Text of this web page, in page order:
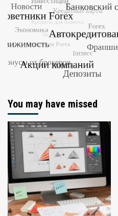
You may have missed